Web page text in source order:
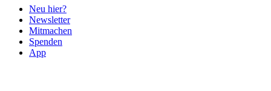
Neu hier?
Newsletter
Mitmachen
Spenden
App